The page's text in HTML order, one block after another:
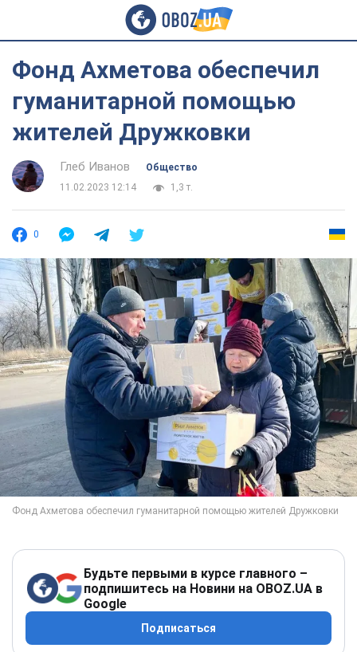
Фонд Ахметова обеспечил
гуманитарной помощью
жителей Дружковки
Глеб Иванов
Общество
11.02.2023 12:14
1,3 т.
0
Будьте первыми в курсе главного –
подпишитесь на Новини на OBOZ.UA в
Google
Подписаться